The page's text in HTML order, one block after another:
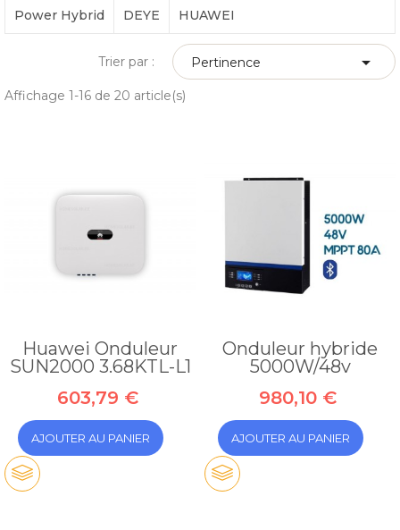
Power Hybrid DEYE HUAWEI
Trier par : Pertinence 
Affichage 1-16 de 20 article(s)
Huawei Onduleur
SUN2000 3.68KTL-L1
603,79 €
AJOUTER AU PANIER
Onduleur hybride
5000W/48v
980,10 €
AJOUTER AU PANIER